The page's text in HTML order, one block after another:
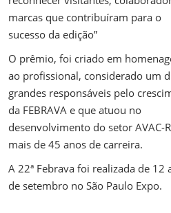
marcas que contribuíram para o
sucesso da edição”
O prêmio, foi criado em
ao profissional, considerado um
grandes responsáveis pelo
da FEBRAVA e que atuou no
desenvolvimento do setor AVAC-
mais de 45 anos de carreira.
A 22ª Febrava foi realizada de 12
de setembro no São Paulo Expo.